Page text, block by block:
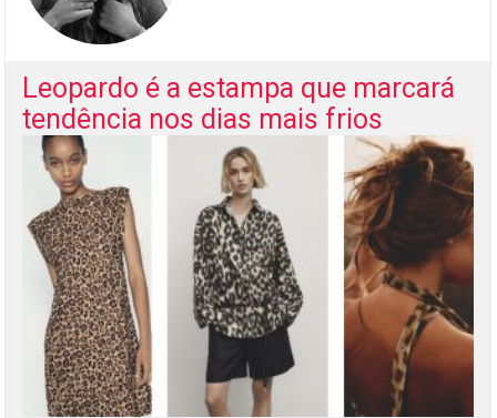
Leopardo é a estampa que marcará
tendência nos dias mais frios